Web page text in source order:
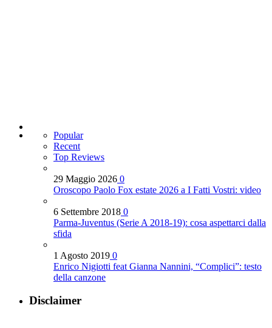
Popular
Recent
Top Reviews
29 Maggio 2026 0
Oroscopo Paolo Fox estate 2026 a I Fatti Vostri: video
6 Settembre 2018 0
Parma-Juventus (Serie A 2018-19): cosa aspettarci dalla
sfida
1 Agosto 2019 0
Enrico Nigiotti feat Gianna Nannini, “Complici”: testo
della canzone
Disclaimer